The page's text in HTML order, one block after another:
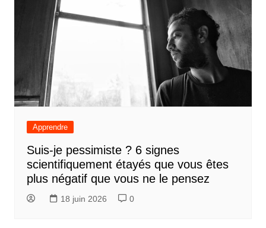
Apprendre
Suis-je pessimiste ? 6 signes
scientifiquement étayés que vous êtes
plus négatif que vous ne le pensez
18 juin 2026 0